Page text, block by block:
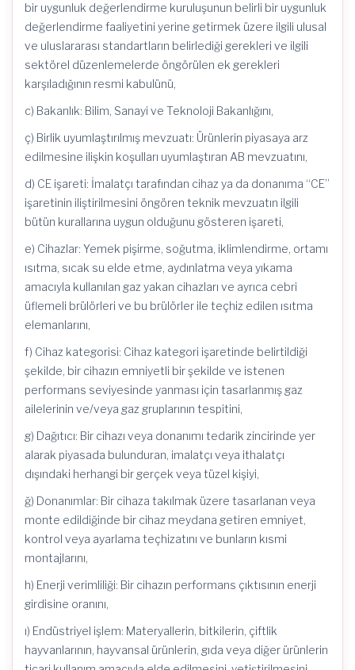
bir uygunluk değerlendirme kuruluşunun belirli bir uygunluk
değerlendirme faaliyetini yerine getirmek üzere ilgili ulusal
ve uluslararası standartların belirlediği gerekleri ve ilgili
sektörel düzenlemelerde öngörülen ek gerekleri
karşıladığının resmi kabulünü,
c) Bakanlık: Bilim, Sanayi ve Teknoloji Bakanlığını,
ç) Birlik uyumlaştırılmış mevzuatı: Ürünlerin piyasaya arz
edilmesine ilişkin koşulları uyumlaştıran AB mevzuatını,
d) CE işareti: İmalatçı tarafından cihaz ya da donanıma “CE”
işaretinin iliştirilmesini öngören teknik mevzuatın ilgili
bütün kurallarına uygun olduğunu gösteren işareti,
e) Cihazlar: Yemek pişirme, soğutma, iklimlendirme, ortamı
ısıtma, sıcak su elde etme, aydınlatma veya yıkama
amacıyla kullanılan gaz yakan cihazları ve ayrıca cebri
üflemeli brülörleri ve bu brülörler ile teçhiz edilen ısıtma
elemanlarını,
f) Cihaz kategorisi: Cihaz kategori işaretinde belirtildiği
şekilde, bir cihazın emniyetli bir şekilde ve istenen
performans seviyesinde yanması için tasarlanmış gaz
ailelerinin ve/veya gaz gruplarının tespitini,
g) Dağıtıcı: Bir cihazı veya donanımı tedarik zincirinde yer
alarak piyasada bulunduran, imalatçı veya ithalatçı
dışındaki herhangi bir gerçek veya tüzel kişiyi,
ğ) Donanımlar: Bir cihaza takılmak üzere tasarlanan veya
monte edildiğinde bir cihaz meydana getiren emniyet,
kontrol veya ayarlama teçhizatını ve bunların kısmi
montajlarını,
h) Enerji verimliliği: Bir cihazın performans çıktısının enerji
girdisine oranını,
ı) Endüstriyel işlem: Materyallerin, bitkilerin, çiftlik
hayvanlarının, hayvansal ürünlerin, gıda veya diğer ürünlerin